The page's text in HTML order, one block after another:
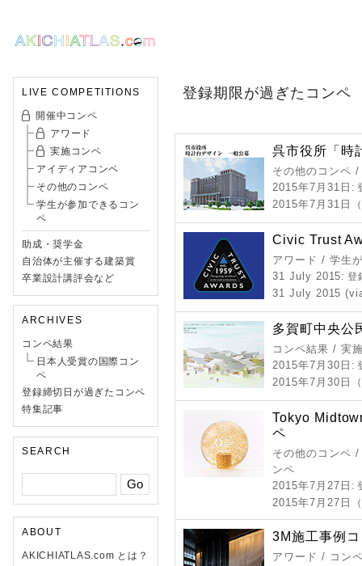
LIVE COMPETITIONS
開催中コンペ
アワード
実施コンペ
アイディアコンペ
その他のコンペ
学生が参加できるコン
ペ
助成・奨学金
自治体が主催する建築賞
卒業設計講評会など
ARCHIVES
コンペ結果
日本人受賞の国際コン
ペ
登録締切日が過ぎたコンペ
特集記事
SEARCH
ABOUT
AKICHIATLAS.com とは？
登録期限が過ぎたコンペ
呉市役所「時
その他のコンペ
2015年7月31日 :
2015年7月31日
Civic Trust
アワード / 学生
31 July 2015: 登
31 July 2015
多賀町中央公
コンペ結果 / 実
2015年7月30日 :
2015年7月30日
Tokyo
ペ
その他のコンペ
ンペ
2015年7月27日 :
2015年7月27日
3M施工事例
アワード / コン